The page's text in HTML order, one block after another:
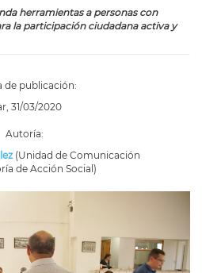
herramientas a personas con
la participación ciudadana activa y
de publicación:
31/03/2020
Autoría:
(Unidad de Comunicación
de Acción Social)